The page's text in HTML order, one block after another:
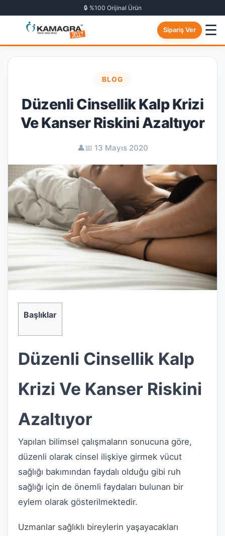
🔒 %100 Orijinal Ürün
Sipariş Ver ☰
BLOG
Düzenli Cinsellik Kalp Krizi
Ve Kanser Riskini Azaltıyor
👤📅 13 Mayıs 2020
Başlıklar
Düzenli Cinsellik Kalp
Krizi Ve Kanser Riskini
Azaltıyor
Yapılan bilimsel çalışmaların sonucuna göre,
düzenli olarak cinsel ilişkiye girmek vücut
sağlığı bakımından faydalı olduğu gibi ruh
sağlığı için de önemli faydaları bulunan bir
eylem olarak gösterilmektedir.
Uzmanlar sağlıklı bireylerin yaşayacakları